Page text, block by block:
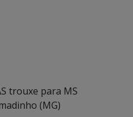
trouxe para MS
(MG)